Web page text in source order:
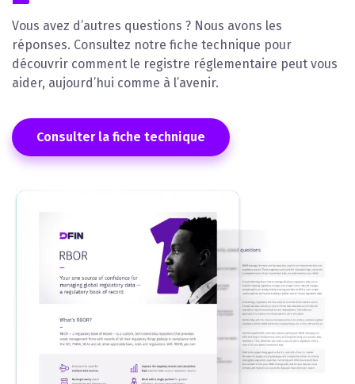
Vous avez d’autres questions ? Nous avons les
réponses. Consultez notre fiche technique pour
découvrir comment le registre réglementaire peut vous
aider, aujourd’hui comme à l’avenir.
Consulter la fiche technique